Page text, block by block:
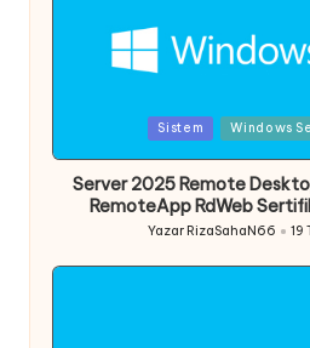
Sistem Windows
Server 2025 Remote
RemoteApp RdWeb
Posted
by
Yazar RizaSahaN66 19